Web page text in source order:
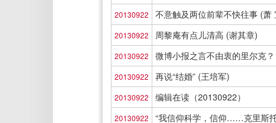
20130922 不意触及两位前辈不快往事 (萧
20130922 周黎庵有点儿清高 (谢其章)
20130922 微博小报之言不由衷的里尔克？
20130922 再说“结婚” (王培军)
20130922 编辑在读（20130922）
20130922 “我信仰科学，信仰……克里斯